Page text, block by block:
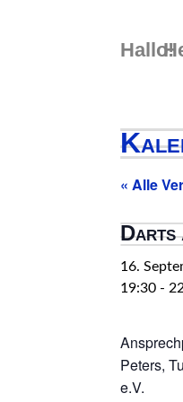
content
Hallo!
« Alle
Darts
16.
19:30 -
Peters,
e.V.